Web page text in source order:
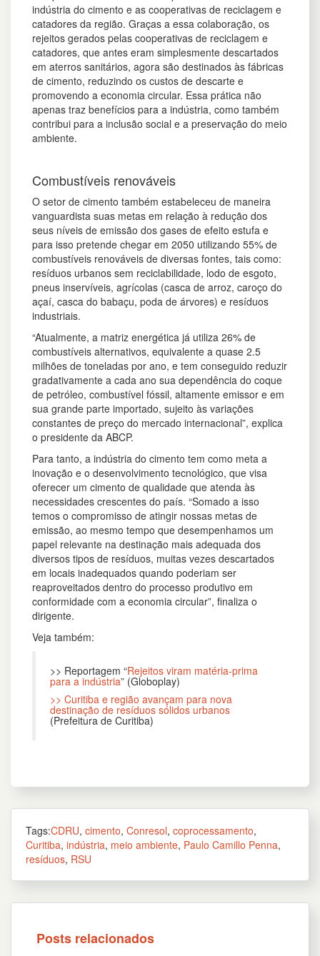
indústria do cimento e as cooperativas de reciclagem e
catadores da região. Graças a essa colaboração, os
rejeitos gerados pelas cooperativas de reciclagem e
catadores, que antes eram simplesmente descartados
em aterros sanitários, agora são destinados às fábricas
de cimento, reduzindo os custos de descarte e
promovendo a economia circular. Essa prática não
apenas traz benefícios para a indústria, como também
contribui para a inclusão social e a preservação do meio
ambiente.
Combustíveis renováveis
O setor de cimento também estabeleceu de maneira
vanguardista suas metas em relação à redução dos
seus níveis de emissão dos gases de efeito estufa e
para isso pretende chegar em 2050 utilizando 55% de
combustíveis renováveis de diversas fontes, tais como:
resíduos urbanos sem reciclabilidade, lodo de esgoto,
pneus inservíveis, agrícolas (casca de arroz, caroço do
açaí, casca do babaçu, poda de árvores) e resíduos
industriais.
“Atualmente, a matriz energética já utiliza 26% de
combustíveis alternativos, equivalente a quase 2.5
milhões de toneladas por ano, e tem conseguido reduzir
gradativamente a cada ano sua dependência do coque
de petróleo, combustível fóssil, altamente emissor e em
sua grande parte importado, sujeito às variações
constantes de preço do mercado internacional”, explica
o presidente da ABCP.
Para tanto, a indústria do cimento tem como meta a
inovação e o desenvolvimento tecnológico, que visa
oferecer um cimento de qualidade que atenda às
necessidades crescentes do país. “Somado a isso
temos o compromisso de atingir nossas metas de
emissão, ao mesmo tempo que desempenhamos um
papel relevante na destinação mais adequada dos
diversos tipos de resíduos, muitas vezes descartados
em locais inadequados quando poderiam ser
reaproveitados dentro do processo produtivo em
conformidade com a economia circular”, finaliza o
dirigente.
Veja também:
>> Reportagem “Rejeitos viram matéria-prima
para a indústria” (Globoplay)
>> Curitiba e região avançam para nova
destinação de resíduos sólidos urbanos
(Prefeitura de Curitiba)
Tags:CDRU, cimento, Conresol, coprocessamento,
Curitiba, indústria, meio ambiente, Paulo Camillo Penna,
resíduos, RSU
Posts relacionados